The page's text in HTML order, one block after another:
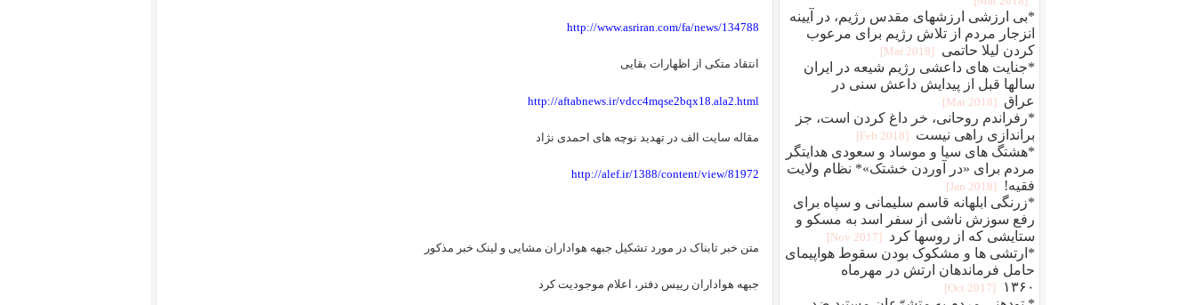
http://www.asriran.com/fa/news/134788
انتقاد متکی از اظهارات بقایی
http://aftabnews.ir/vdcc4mqse2bqx18.ala2.html
مقاله سایت الف در تهدید نوچه های احمدی نژاد
http://alef.ir/1388/content/view/81972
متن خبر تابناک در مورد تشکیل جبهه هواداران مشایی و لینک خبر مذکور
جبهه هواداران رییس دفتر، اعلام موجودیت کرد
*بی ارزشی ارزشهای مقدس رژیم، در آیینه
انزجار مردم از تلاش رژیم برای مرعوب
کردن لیلا حاتمی
[2018 Mar]
*جنایت های داعشی رژیم شیعه در ایران
سالها قبل از پیدایش داعش سنی در
عراق
[2018 Mar]
*رفراندم روحانی، خر داغ کردن است، جز
براندازی راهی نیست
[2018 Feb]
*هشتگ های سیا و موساد و سعودی هدایتگر
مردم برای «در آوردن خشتک»* نظام ولایت
فقیه!
[2018 Jan]
*زرنگی ابلهانه قاسم سلیمانی و سپاه برای
رفع سوزش ناشی از سفر اسد به مسکو و
ستایشی که از روسها کرد
[2017 Nov]
*ارتشی ها و مشکوک بودن سقوط هواپیمای
حامل فرماندهان ارتش در مهرماه
۱۳۶۰
[2017 Oct]